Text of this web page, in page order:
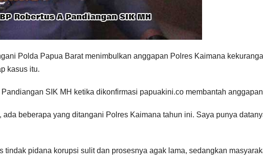
Polda Papua Barat menimbulkan anggapan Polres Kaimana
kasus itu.
SIK MH ketika dikonfirmasi papuakini.co membantah
beberapa yang ditangani Polres Kaimana tahun ini. Saya punya
tindak pidana korupsi sulit dan prosesnya agak lama, sedangkan